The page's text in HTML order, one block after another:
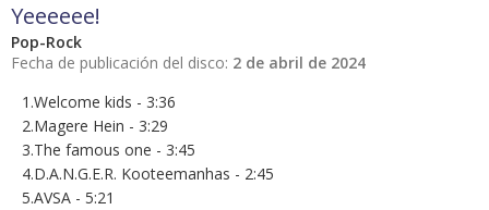
Yeeeeee!
Pop-Rock
Fecha de publicación del disco: 2 de abril de 2024
1.Welcome kids - 3:36
2.Magere Hein - 3:29
3.The famous one - 3:45
4.D.A.N.G.E.R. Kooteemanhas - 2:45
5.AVSA - 5:21